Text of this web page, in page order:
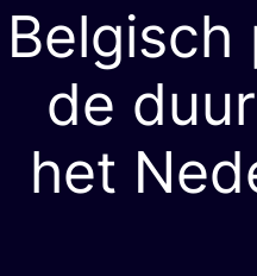
Belgisch
de
het